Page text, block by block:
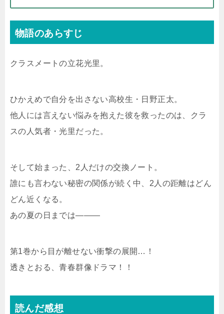
物語のあらすじ
クラスメートの立花光里。
ひかえめで自分を出さない高校生・日野正太。
他人には言えない悩みを抱えた彼を救ったのは、クラ
スの人気者・光里だった。
そして始まった、2人だけの交換ノート。
誰にも言わない秘密の関係が続く中、2人の距離はどん
どん近くなる。
あの夏の日までは―――
第1巻から目が離せない衝撃の展開…！
透きとおる、青春群像ドラマ！！
読んだ感想